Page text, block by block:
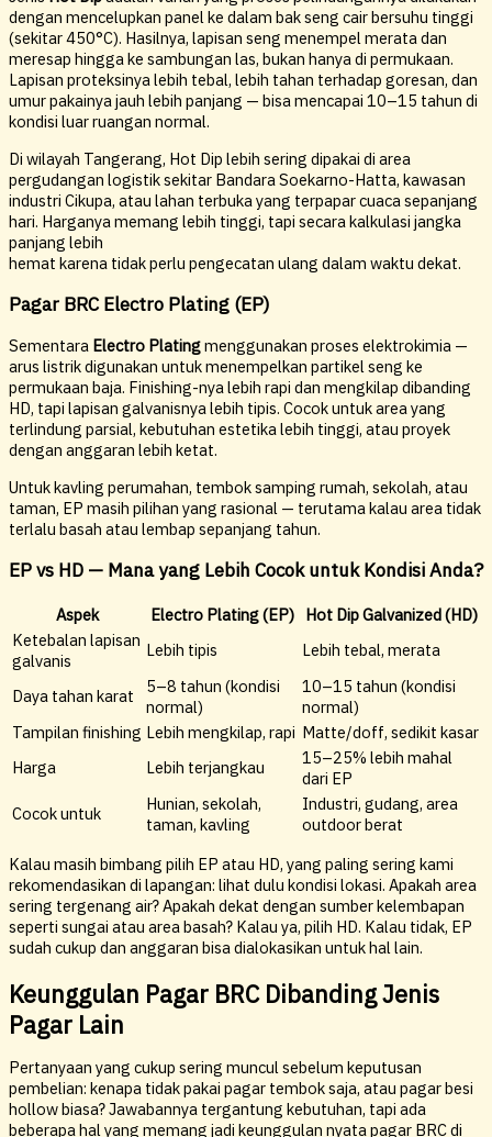
dengan mencelupkan panel ke dalam bak seng cair bersuhu tinggi
(sekitar 450°C). Hasilnya, lapisan seng menempel merata dan
meresap hingga ke sambungan las, bukan hanya di permukaan.
Lapisan proteksinya lebih tebal, lebih tahan terhadap goresan, dan
umur pakainya jauh lebih panjang — bisa mencapai 10–15 tahun di
kondisi luar ruangan normal.
Di wilayah Tangerang, Hot Dip lebih sering dipakai di area
pergudangan logistik sekitar Bandara Soekarno-Hatta, kawasan
industri Cikupa, atau lahan terbuka yang terpapar cuaca sepanjang
hari. Harganya memang lebih tinggi, tapi secara kalkulasi jangka
panjang lebih
hemat karena tidak perlu pengecatan ulang dalam waktu dekat.
Pagar BRC Electro Plating (EP)
Sementara Electro Platingmenggunakan proses elektrokimia —
arus listrik digunakan untuk menempelkan partikel seng ke
permukaan baja. Finishing-nya lebih rapi dan mengkilap dibanding
HD, tapi lapisan galvanisnya lebih tipis. Cocok untuk area yang
terlindung parsial, kebutuhan estetika lebih tinggi, atau proyek
dengan anggaran lebih ketat.
Untuk kavling perumahan, tembok samping rumah, sekolah, atau
taman, EP masih pilihan yang rasional — terutama kalau area tidak
terlalu basah atau lembap sepanjang tahun.
EP vs HD — Mana yang Lebih Cocok untuk Kondisi Anda?
Aspek Electro Plating (EP)
Hot Dip Galvanized (HD)
Ketebalan lapisan
galvanis
Lebih tipis Lebih tebal, merata
Daya tahan karat
5–8 tahun (kondisi
normal)
10–15 tahun (kondisi
normal)
Tampilan finishing Lebih mengkilap, rapi Matte/doff, sedikit kasar
Harga
Lebih terjangkau
15–25% lebih mahal
dari EP
Cocok untuk
Hunian, sekolah,
taman, kavling
Industri, gudang, area
outdoor berat
Kalau masih bimbang pilih EP atau HD, yang paling sering kami
rekomendasikan di lapangan: lihat dulu kondisi lokasi. Apakah area
sering tergenang air? Apakah dekat dengan sumber kelembapan
seperti sungai atau area basah? Kalau ya, pilih HD. Kalau tidak, EP
sudah cukup dan anggaran bisa dialokasikan untuk hal lain.
Keunggulan Pagar BRC Dibanding Jenis
Pagar Lain
Pertanyaan yang cukup sering muncul sebelum keputusan
pembelian: kenapa tidak pakai pagar tembok saja, atau pagar besi
hollow biasa? Jawabannya tergantung kebutuhan, tapi ada
beberapa hal yang memang jadi keunggulan nyata pagar BRC di